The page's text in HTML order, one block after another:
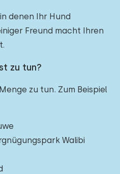
denen Ihr Hund
Freund macht Ihren
zu tun?
zu tun. Zum Beispiel
Walibi